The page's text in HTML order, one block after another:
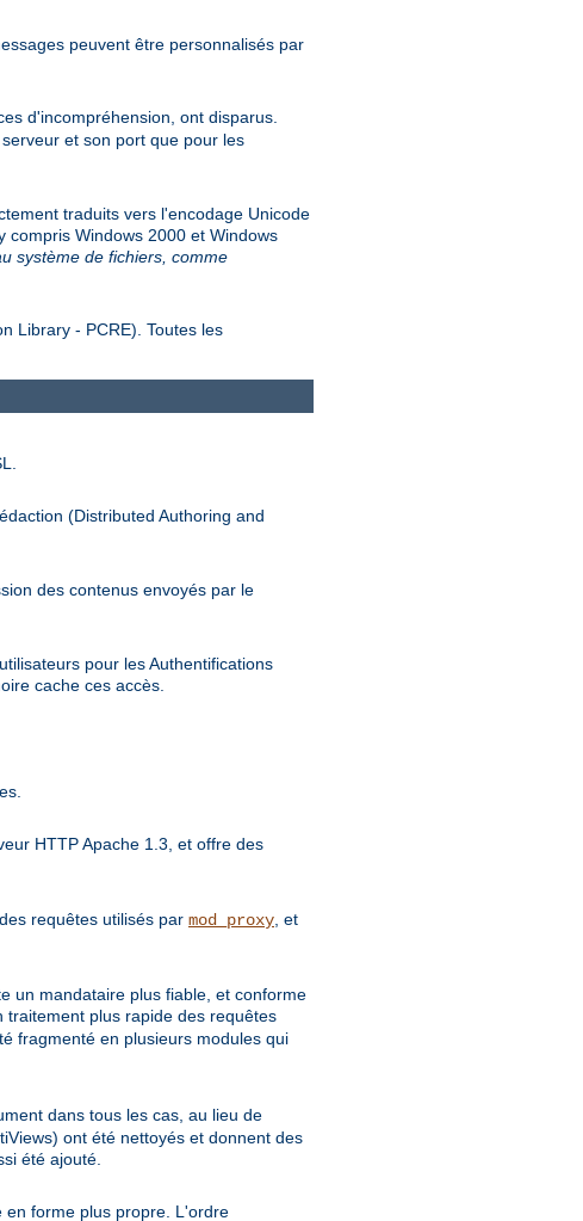
peuvent être personnalisés par
d'incompréhension, ont disparus.
et son port que pour les
traduits vers l'encodage Unicode
compris Windows 2000 et Windows
système de fichiers, comme
Library - PCRE). Toutes les
(Distributed Authoring and
des contenus envoyés par le
pour les Authentifications
cache ces accès.
HTTP Apache 1.3, et offre des
requêtes utilisés par mod_proxy , et
un mandataire plus fiable, et conforme
plus rapide des requêtes
fragmenté en plusieurs modules qui
dans tous les cas, au lieu de
ont été nettoyés et donnent des
été ajouté.
en forme plus propre. L'ordre